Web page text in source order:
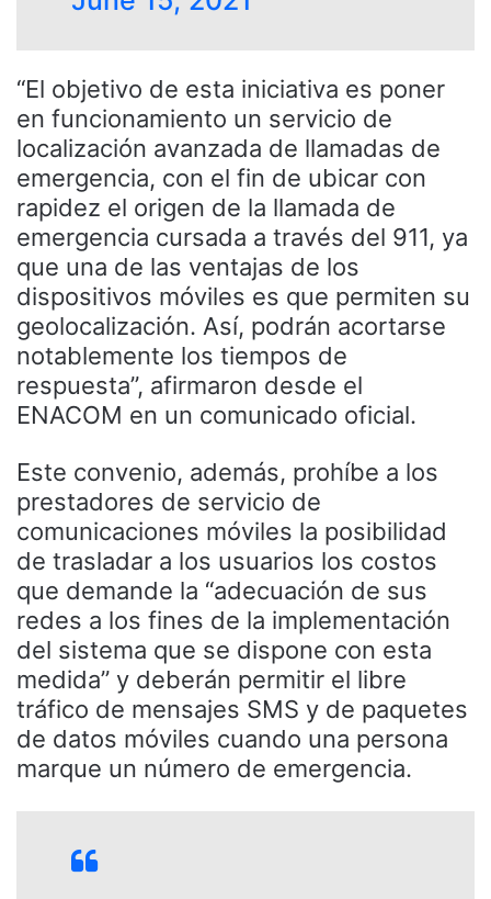
“El objetivo de esta iniciativa es poner
en funcionamiento un servicio de
localización avanzada de llamadas de
emergencia, con el fin de ubicar con
rapidez el origen de la llamada de
emergencia cursada a través del 911, ya
que una de las ventajas de los
dispositivos móviles es que permiten su
geolocalización. Así, podrán acortarse
notablemente los tiempos de
respuesta”, afirmaron desde el
ENACOM en un comunicado oficial.
Este convenio, además, prohíbe a los
prestadores de servicio de
comunicaciones móviles la posibilidad
de trasladar a los usuarios los costos
que demande la “adecuación de sus
redes a los fines de la implementación
del sistema que se dispone con esta
medida” y deberán permitir el libre
tráfico de mensajes SMS y de paquetes
de datos móviles cuando una persona
marque un número de emergencia.